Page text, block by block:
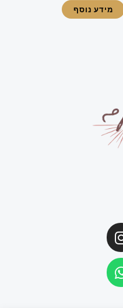
מידע נוסף
Instagram
Whatsapp